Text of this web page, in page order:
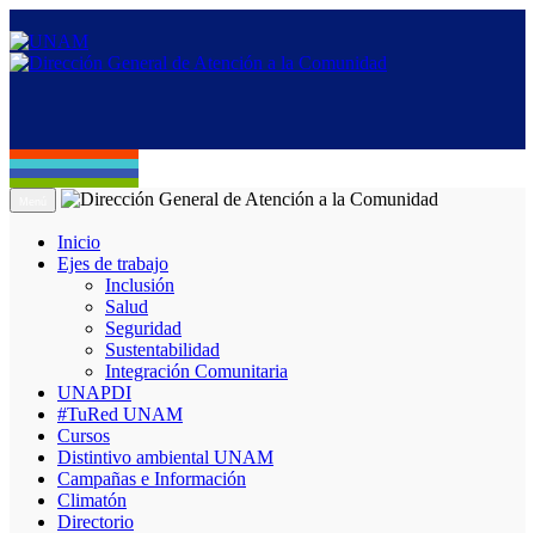
Inicio
Ejes de trabajo
Inclusión
Salud
Seguridad
Sustentabilidad
Integración Comunitaria
UNAPDI
#TuRed UNAM
Cursos
Distintivo ambiental UNAM
Campañas e Información
Climatón
Directorio